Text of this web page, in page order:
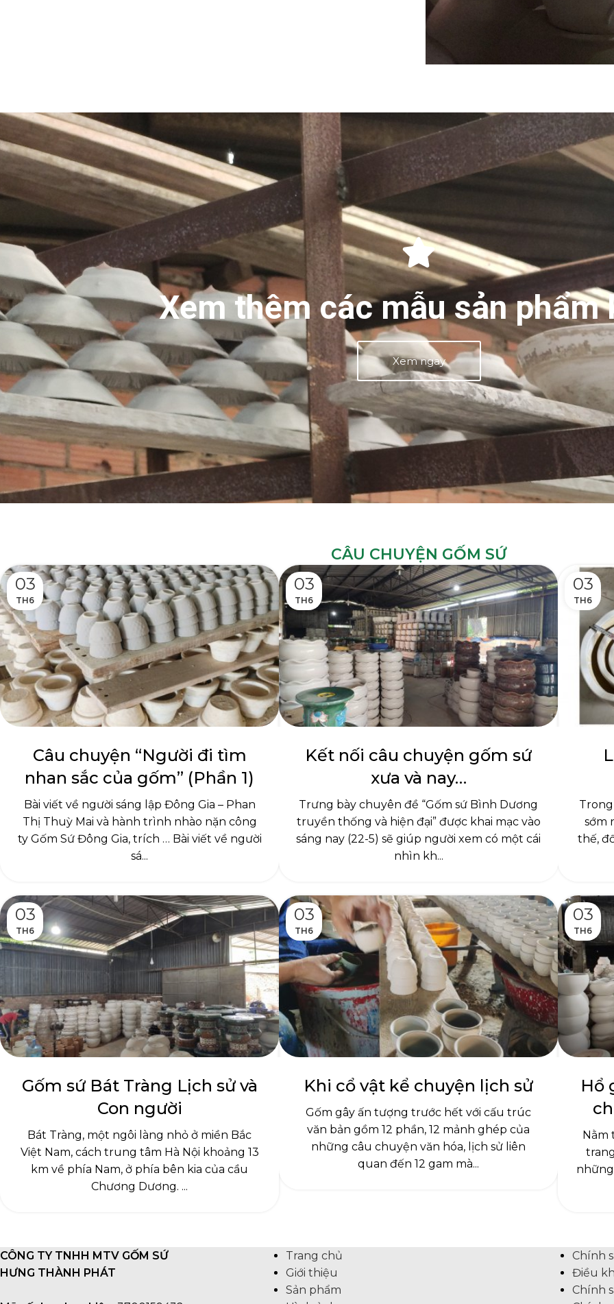
Xem thêm các mẫu sản phẩm
Xem ngay
CÂU CHUYỆN GỐM SỨ
03
TH6
Câu chuyện “Người đi tìm
nhan sắc của gốm” (Phần 1)
Bài viết về người sáng lập Đông Gia – Phan
Thị Thuỳ Mai và hành trình nhào nặn công
ty Gốm Sứ Đông Gia, trích … Bài viết về người
sá...
03
TH6
Kết nối câu chuyện gốm sứ
xưa và nay…
Trưng bày chuyên đề “Gốm sứ Bình Dương
truyền thống và hiện đại” được khai mạc vào
sáng nay (22-5) sẽ giúp người xem có một cái
nhìn kh...
03
TH6
sớm
thế,
03
TH6
Gốm sứ Bát Tràng Lịch sử và
Con người
Bát Tràng, một ngôi làng nhỏ ở miền Bắc
Việt Nam, cách trung tâm Hà Nội khoảng 13
km về phía Nam, ở phía bên kia của cầu
Chương Dương. ...
03
TH6
Khi cổ vật kể chuyện lịch sử
Gốm gây ấn tượng trước hết với cấu trúc
văn bản gồm 12 phần, 12 mảnh ghép của
những câu chuyện văn hóa, lịch sử liên
quan đến 12 gam mà...
03
TH6
Hổ
Nằm
CÔNG TY TNHH MTV GỐM SỨ
HƯNG THÀNH PHÁT
Trang chủ
Giới thiệu
Sản phẩm
Chính
Điều
Chính